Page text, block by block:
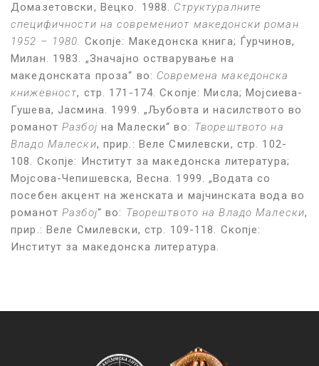
Домазетовски, Вецко. 1988. Структуралните
специфичности на современиот македонски роман
1952 – 1980. Скопје: Македонска книга; Ѓурчинов,
Милан. 1983. „Значајно остварување на
македонската проза“ во: Современа македонска
книжевност, стр. 171-174. Скопје: Мисла; Мојсиева-
Гушева, Јасмина. 1999. „Љубовта и насилството во
романот Разбој на Малески“ во: Творештвото на
Владо Малески, прир.: Веле Смилевски, стр. 102-
108. Скопје: Институт за македонска литература;
Мојсова-Чепишевска, Весна. 1999. „Водата со
посебен акцент на женската и мајчинската вода во
романот Разбој“ во: Творештвото на Владо Малески,
прир.: Веле Смилевски, стр. 109-118. Скопје:
Институт за македонска литература.